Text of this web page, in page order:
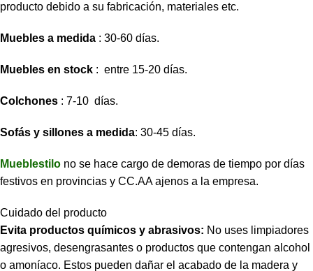
producto debido a su fabricación, materiales etc.
Muebles a medida : 30-60 días.
Muebles en stock : entre 15-20 días.
Colchones : 7-10 días.
Sofás y sillones a medida: 30-45 días.
Mueblestilo no se hace cargo de demoras de tiempo por días
festivos en provincias y CC.AA ajenos a la empresa.
Cuidado del producto
Evita productos químicos y abrasivos: No uses limpiadores
agresivos, desengrasantes o productos que contengan alcohol
o amoníaco. Estos pueden dañar el acabado de la madera y